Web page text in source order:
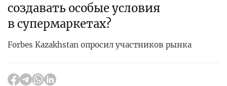
создавать особые условия
в супермаркетах?
Forbes Kazakhstan опросил участников рынка